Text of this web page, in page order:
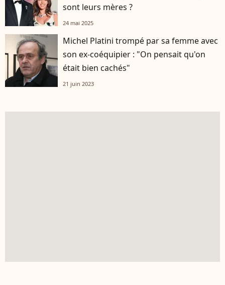
sont leurs mères ?
24 mai 2025
Michel Platini trompé par sa femme avec
son ex-coéquipier : "On pensait qu'on
était bien cachés"
21 juin 2023